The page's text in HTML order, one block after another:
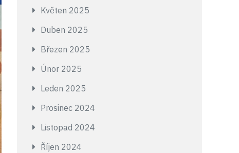
Květen 2025
Duben 2025
Březen 2025
Únor 2025
Leden 2025
Prosinec 2024
Listopad 2024
Říjen 2024